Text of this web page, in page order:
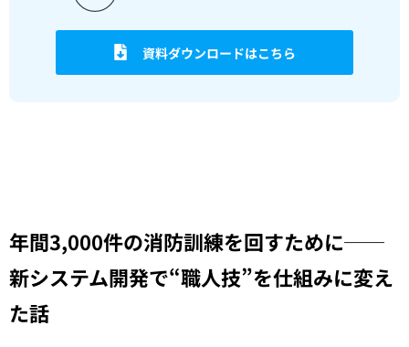
資料ダウンロードはこちら
年間3,000件の消防訓練を回すために──
新システム開発で“職人技”を仕組みに変え
た話